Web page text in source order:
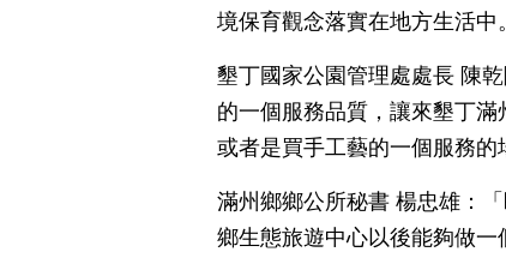
境保育觀念落實在地方生活中。
墾丁國家公園管理處處長 陳
的一個服務品質，讓來墾丁
或者是買手工藝的一個服務的
滿州鄉鄉公所秘書 楊忠雄：
鄉生態旅遊中心以後能夠做一